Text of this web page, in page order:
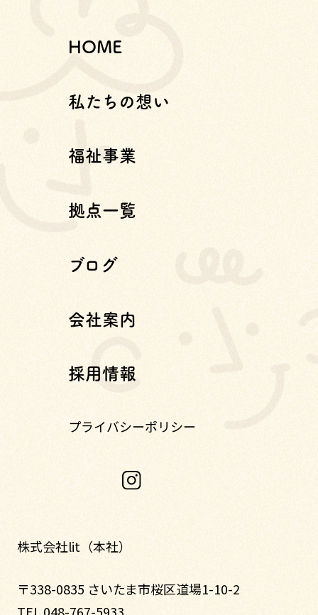
HOME
私たちの想い
福祉事業
拠点一覧
ブログ
会社案内
採用情報
プライバシーポリシー
株式会社lit（本社）
〒338-0835 さいたま市桜区道場1-10-2